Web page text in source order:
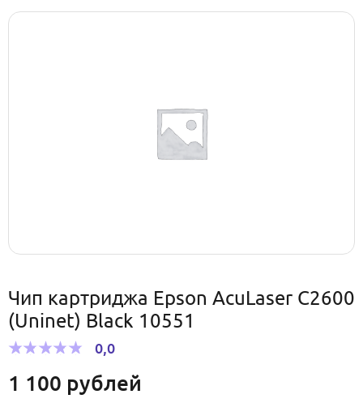
Чип картриджа Epson AcuLaser C2600
(Uninet) Black 10551
0,0
1 100 рублей